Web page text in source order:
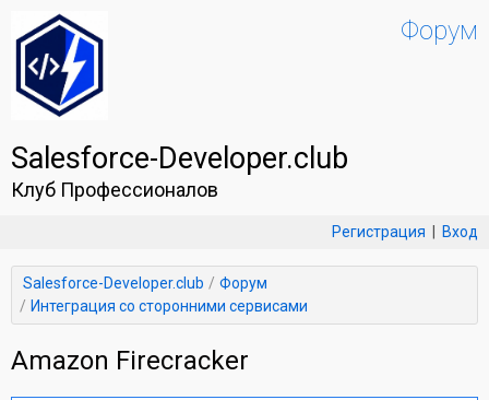
Salesforce-Developer.club
Клуб Профессионалов
Форум
Регистрация Вход
Salesforce-Developer.club
Форум
Интеграция со сторонними сервисами
Amazon Firecracker